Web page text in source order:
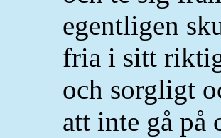
egentligen
fria i sitt
och sorgligt
att inte gå på